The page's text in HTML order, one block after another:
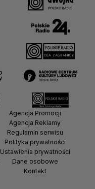
Agencja Promocji
Agencja Reklamy
Regulamin serwisu
Polityka prywatności
Ustawienia prywatności
Dane osobowe
Kontakt